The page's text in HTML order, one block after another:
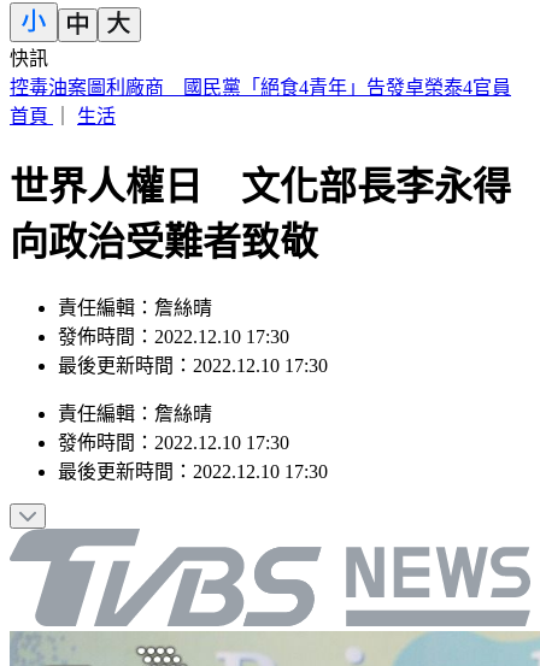
快訊
aespa明登大巨蛋開唱現身機場 KARINA遭粉絲包圍
首頁
生活
世界人權日 文化部長李永得
向政治受難者致敬
責任編輯：詹絲晴
發佈時間：2022.12.10 17:30
最後更新時間：2022.12.10 17:30
責任編輯 ： 詹絲晴
發佈時間： 2022.12.10 17:30
最後更新時間： 2022.12.10 17:30